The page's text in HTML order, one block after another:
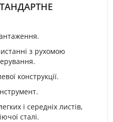
з рухомою
конструкції.
і середніх листів,
сталі.